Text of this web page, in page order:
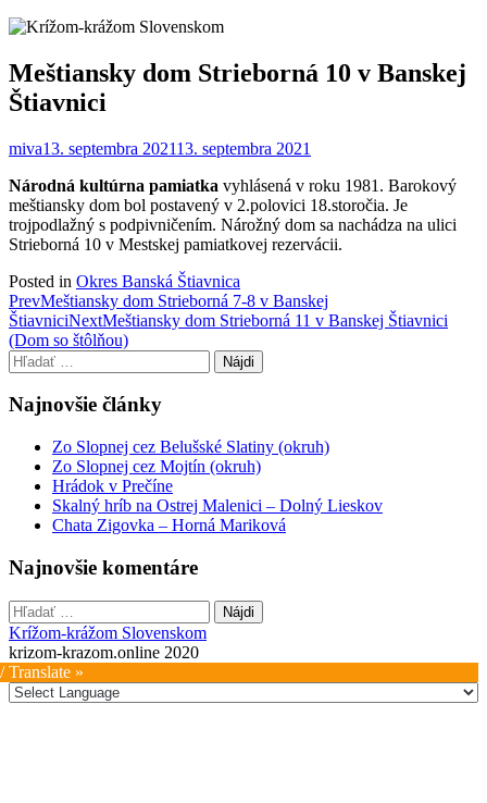
Meštiansky dom Strieborná 10 v Banskej
Štiavnici
miva13. septembra 202113. septembra 2021
Národná kultúrna pamiatka vyhlásená v roku 1981. Barokový
meštiansky dom bol postavený v 2.polovici 18.storočia. Je
trojpodlažný s podpivničením. Nárožný dom sa nachádza na ulici
Strieborná 10 v Mestskej pamiatkovej rezervácii.
Posted in Okres Banská Štiavnica
Post
navigation
PrevMeštiansky dom Strieborná 7-8 v Banskej
ŠtiavniciNextMeštiansky dom Strieborná 11 v Banskej Štiavnici
(Dom so štôlňou)
Hľadať:
Najnovšie články
Zo Slopnej cez Belušské Slatiny (okruh)
Zo Slopnej cez Mojtín (okruh)
Hrádok v Prečíne
Skalný hríb na Ostrej Malenici – Dolný Lieskov
Chata Zigovka – Horná Mariková
Najnovšie komentáre
Hľadať:
Krížom-krážom Slovenskom
krizom-krazom.online 2020
Translate »